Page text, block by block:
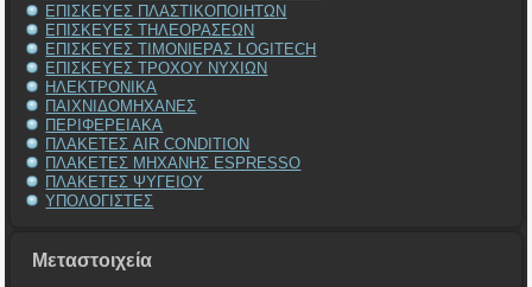
ΕΠΙΣΚΕΥΕΣ ΠΛΑΣΤΙΚΟΠΟΙΗΤΩΝ
ΕΠΙΣΚΕΥΕΣ ΤΗΛΕΟΡΑΣΕΩΝ
ΕΠΙΣΚΕΥΕΣ ΤΙΜΟΝΙΕΡΑΣ LOGITECH
ΕΠΙΣΚΕΥΕΣ ΤΡΟΧΟΥ ΝΥΧΙΩΝ
ΗΛΕΚΤΡΟΝΙΚΑ
ΠΑΙΧΝΙΔΟΜΗΧΑΝΕΣ
ΠΕΡΙΦΕΡΕΙΑΚΑ
ΠΛΑΚΕΤΕΣ AIR CONDITION
ΠΛΑΚΕΤΕΣ ΜΗΧΑΝΗΣ ESPRESSO
ΠΛΑΚΕΤΕΣ ΨΥΓΕΙΟΥ
ΥΠΟΛΟΓΙΣΤΕΣ
Μεταστοιχεία